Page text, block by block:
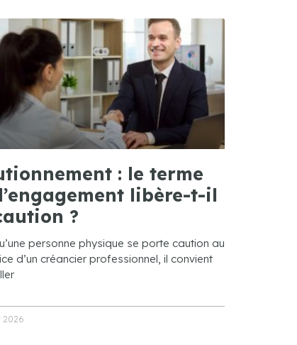
: le terme
libère-t-il
?
personne physique se porte caution au
d’un créancier professionnel, il convient
2026